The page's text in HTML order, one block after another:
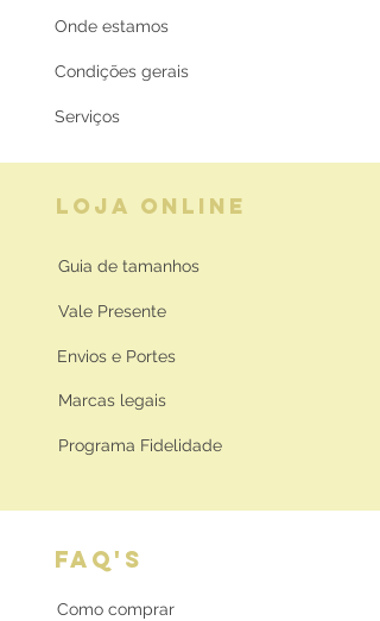
Onde estamos
Condições gerais
Serviços
LOJA ONLINE
Guia de tamanhos
Vale Presente
Envios e Portes
Marcas legais
Programa Fidelidade
FAQ'S
Como comprar